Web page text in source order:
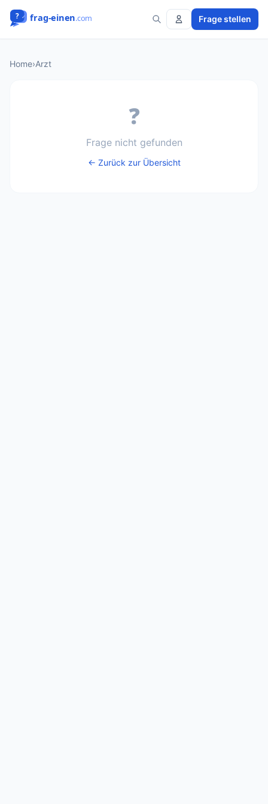
Frage stellen
Home›Arzt
❓
Frage nicht gefunden
← Zurück zur Übersicht